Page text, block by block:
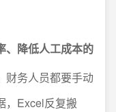
、降低人工成本的
财务人员都要手动
，Excel反复搬